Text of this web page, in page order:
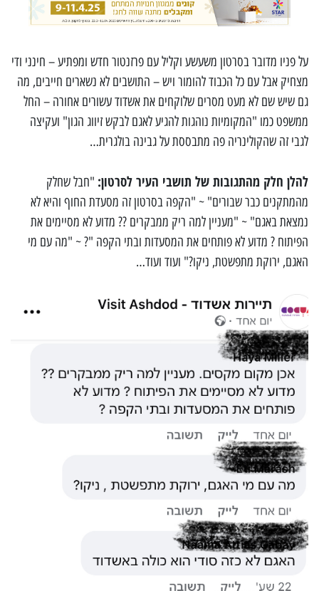
על פניו מדובר בסרטון משעשע וקליל עם פרזנטור חדש ומפתיע – חינני ודי
מצחיק אבל עם כל הכבוד להומור ויש – התושבים לא נשארים חייבים, מה
גם שיש שם לא מעט מסרים שלוקחים את אשדוד עשורים אחורה – החל
ממשפט כמו "המקומיות נוהגות להגיע לאגם לבקש זיווג הגון" ועקיצה
לגבי זה שהקולינריה פה מתבססת על גבינה בולגרית…
להלן חלק מהתגובות של תושבי העיר לסרטון: "חבל שחלק
מהמתקנים כבר שבורים" ~ "הקפה בסרטון זה מסעדת החוף והיא לא
נמצאת באגם" ~ "מעניין למה ריק ממבקרים ?? מדוע לא מסיימים את
הפיתוח ? מדוע לא פותחים את המסעדות ובתי הקפה "? ~ "מה עם מי
האגם, ירוקת מתפשטת, ניקו?" ועוד ועוד…